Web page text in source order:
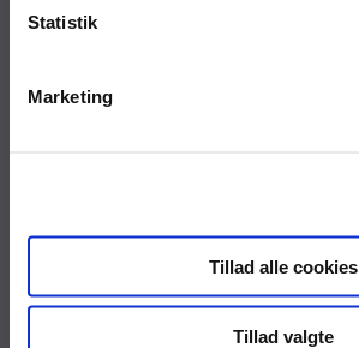
Statistik
Marketing
Tillad alle cookies
Tillad valgte
statens-it@statens-it.dk
CVR: 31 78 64 01
Mandag-torsdag 8:00-16:00